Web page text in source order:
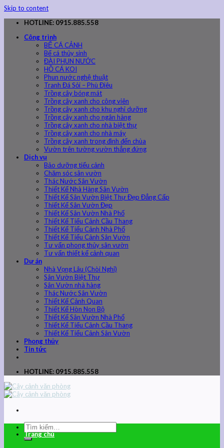
Skip to content
HOTLINE: 0915.885.558
Công trình
BỂ CÁ CẢNH
Bể cá thủy sinh
ĐÀI PHUN NƯỚC
HỒ CÁ KOI
Phun nước nghệ thuật
Tranh Đá Sỏi – Phù Điêu
Trồng cây bóng mát
Trồng cây xanh cho công viên
Trồng cây xanh cho khu nghỉ dưỡng
Trồng cây xanh cho ngân hàng
Trồng cây xanh cho nhà biệt thự
Trồng cây xanh cho nhà máy
Trồng cây xanh trong đình đến chùa
Vườn trên tường vườn thẳng đứng
Dịch vụ
Bảo dưỡng tiểu cảnh
Chăm sóc sân vườn
Thác Nước Sân Vườn
Thiết Kế Nhà Hàng Sân Vườn
Thiết Kế Sân Vườn Biệt Thự Đẹp Đẳng Cấp
Thiết Kế Sân Vườn Đẹp
Thiết Kế Sân Vườn Nhà Phố
Thiết Kế Tiểu Cảnh Cầu Thang
Thiết Kế Tiểu Cảnh Nhà Phố
Thiết Kế Tiểu Cảnh Sân Vườn
Tư vấn phong thủy sân vườn
Tư vấn thiết kế cảnh quan
Dự án
Nhà Vọng Lâu (Chòi Nghỉ)
Sân Vườn Biệt Thự
Sân Vườn nhà hàng
Thác Nước Sân Vườn
Thiết Kế Cảnh Quan
Thiết Kế Hòn Non Bộ
Thiết Kế Sân Vườn Nhà Phố
Thiết Kế Tiểu Cảnh Cầu Thang
Thiết Kế Tiểu Cảnh Sân Vườn
Phong thủy
Tin tức
HOTLINE: 0915.885.558
Trang chủ